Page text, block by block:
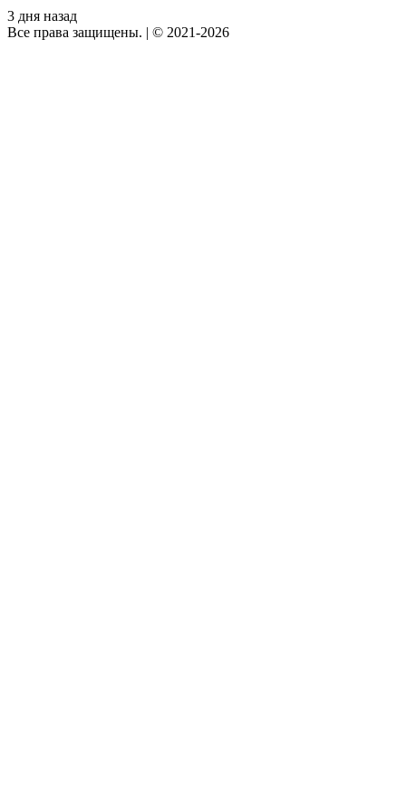
3 дня назад
Все права защищены. | © 2021-2026